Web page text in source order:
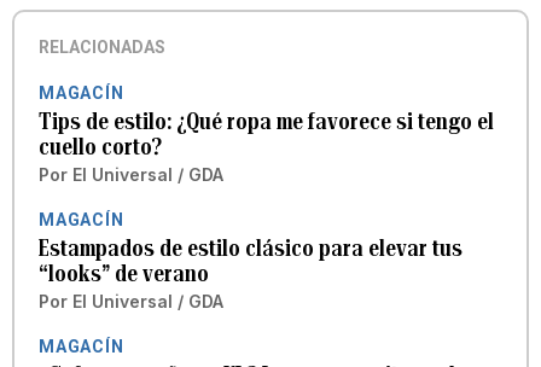
RELACIONADAS
MAGACÍN
Tips de estilo: ¿Qué ropa me favorece si tengo el
cuello corto?
Por El Universal / GDA
MAGACÍN
Estampados de estilo clásico para elevar tus
“looks” de verano
Por El Universal / GDA
MAGACÍN